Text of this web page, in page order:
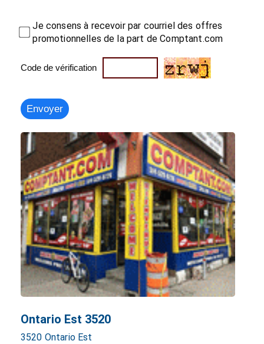
Je consens à recevoir par courriel des offres
promotionnelles de la part de Comptant.com
Code de vérification
Ontario Est 3520
3520 Ontario Est